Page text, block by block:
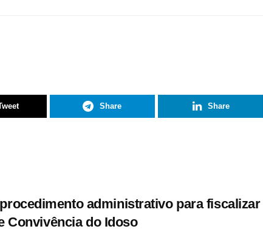
Share Share
administrativo para fiscalizar
Convivência do Idoso